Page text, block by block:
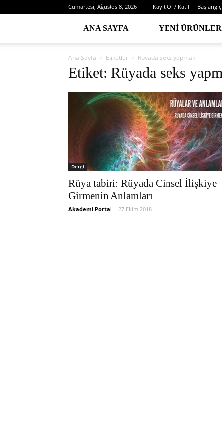
Cumartesi, Ağustos 8, 2026 Kayıt Ol / Katıl Başlangıç
ANA SAYFA YENI ÜRÜNLER
Ana Sayfa Etiketler Rüyada seks yapmak
Etiket: Rüyada seks
Dergi
Rüya tabiri: Rüyada Cinsel İlişkiye
Girmenin Anlamları
Akademi Portal - 27 Ekim 2018